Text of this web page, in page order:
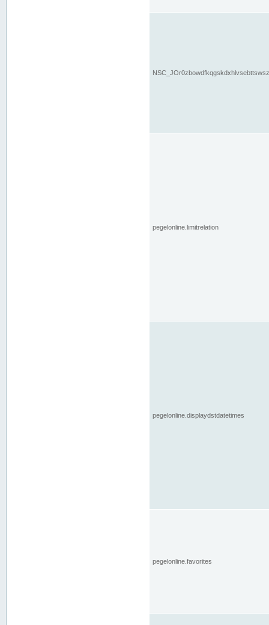
pegelonline.limitrelation
pegelonline.displaydstdatetimes
pegelonline.favorites